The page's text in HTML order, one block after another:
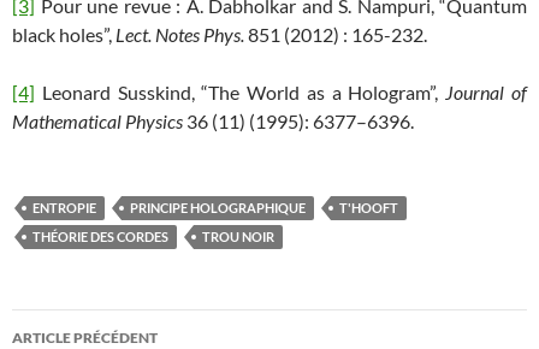
[3] Pour une revue : A. Dabholkar and S. Nampuri, “Quantum
black holes”, Lect. Notes Phys.851 (2012) : 165-232.
[4] Leonard Susskind, “The World as a Hologram”, Journal of
Mathematical Physics 36 (11) (1995): 6377–6396.
ENTROPIE PRINCIPE HOLOGRAPHIQUE
T'HOOFT
THÉORIE DES CORDES
TROU NOIR
Navigation
ARTICLE PRÉCÉDENT